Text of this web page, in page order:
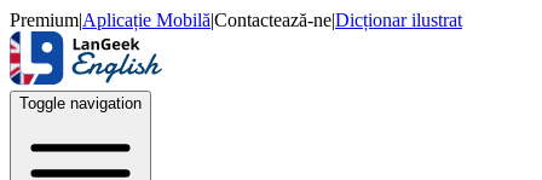
Premium|Aplicație Mobilă|Contactează-ne|Dicționar ilustrat
Toggle navigation